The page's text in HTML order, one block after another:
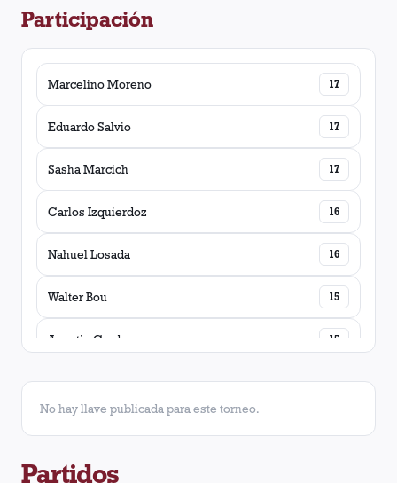
Participación
Marcelino Moreno 17
Eduardo Salvio 17
Sasha Marcich 17
Carlos Izquierdoz 16
Nahuel Losada 16
Walter Bou 15
Agustin Cardozo 15
Dylan Aquino 15
Alexis Segovia
No hay llave publicada para este torneo.
Partidos